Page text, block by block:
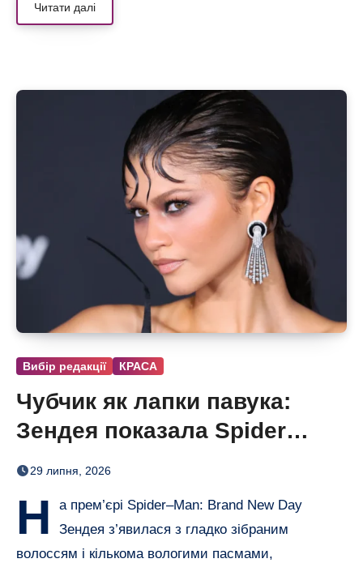
Читати далі
Вибір редакції КРАСА
Чубчик як лапки павука:
Зендея показала Spider
Bangs
29 липня, 2026
Н
а прем’єрі Spider–Man: Brand New Day
Зендея з’явилася з гладко зібраним
волоссям і кількома вологими пасмами,